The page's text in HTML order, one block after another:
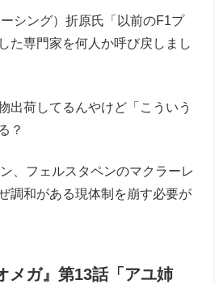
シング）折原氏「以前のF1プ
た専門家を何人か呼び戻しまし
出荷してるんやけど「こういう
？
、フェルスタペンのマクラーレ
調和がある現体制を崩す必要が
メガ』第13話「アユ姉